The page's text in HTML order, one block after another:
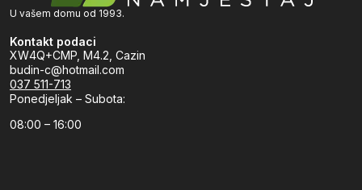
U vašem domu od 1993.
Kontakt podaci
XW4Q+CMP, M4.2, Cazin
budin-c@hotmail.com
037 511-713
Ponedjeljak – Subota:
08:00 – 16:00